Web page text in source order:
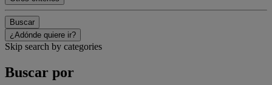
Buscar
¿Adónde quiere ir?
Skip search by categories
Buscar por